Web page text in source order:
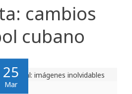
cambios
cubano
25
Mar